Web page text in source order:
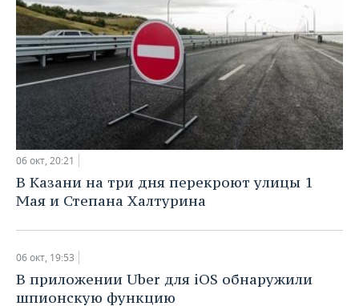
06 окт, 20:21
В Казани на три дня перекроют улицы 1
Мая и Степана Халтурина
06 окт, 19:53
​В приложении Uber для iOS обнаружили
шпионскую функцию